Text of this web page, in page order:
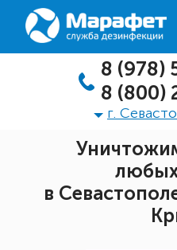
8 (978)
8 (800)
г.
в